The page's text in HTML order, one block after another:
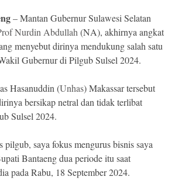
– Mantan Gubernur Sulawesi Selatan
Nurdin Abdullah (NA), akhirnya angkat
menyebut dirinya mendukung salah satu
Gubernur di Pilgub Sulsel 2024.
Hasanuddin (Unhas) Makassar tersebut
bersikap netral dan tidak terlibat
Sulsel 2024.
pilgub, saya fokus mengurus bisnis saya
Bantaeng dua periode itu saat
pada Rabu, 18 September 2024.